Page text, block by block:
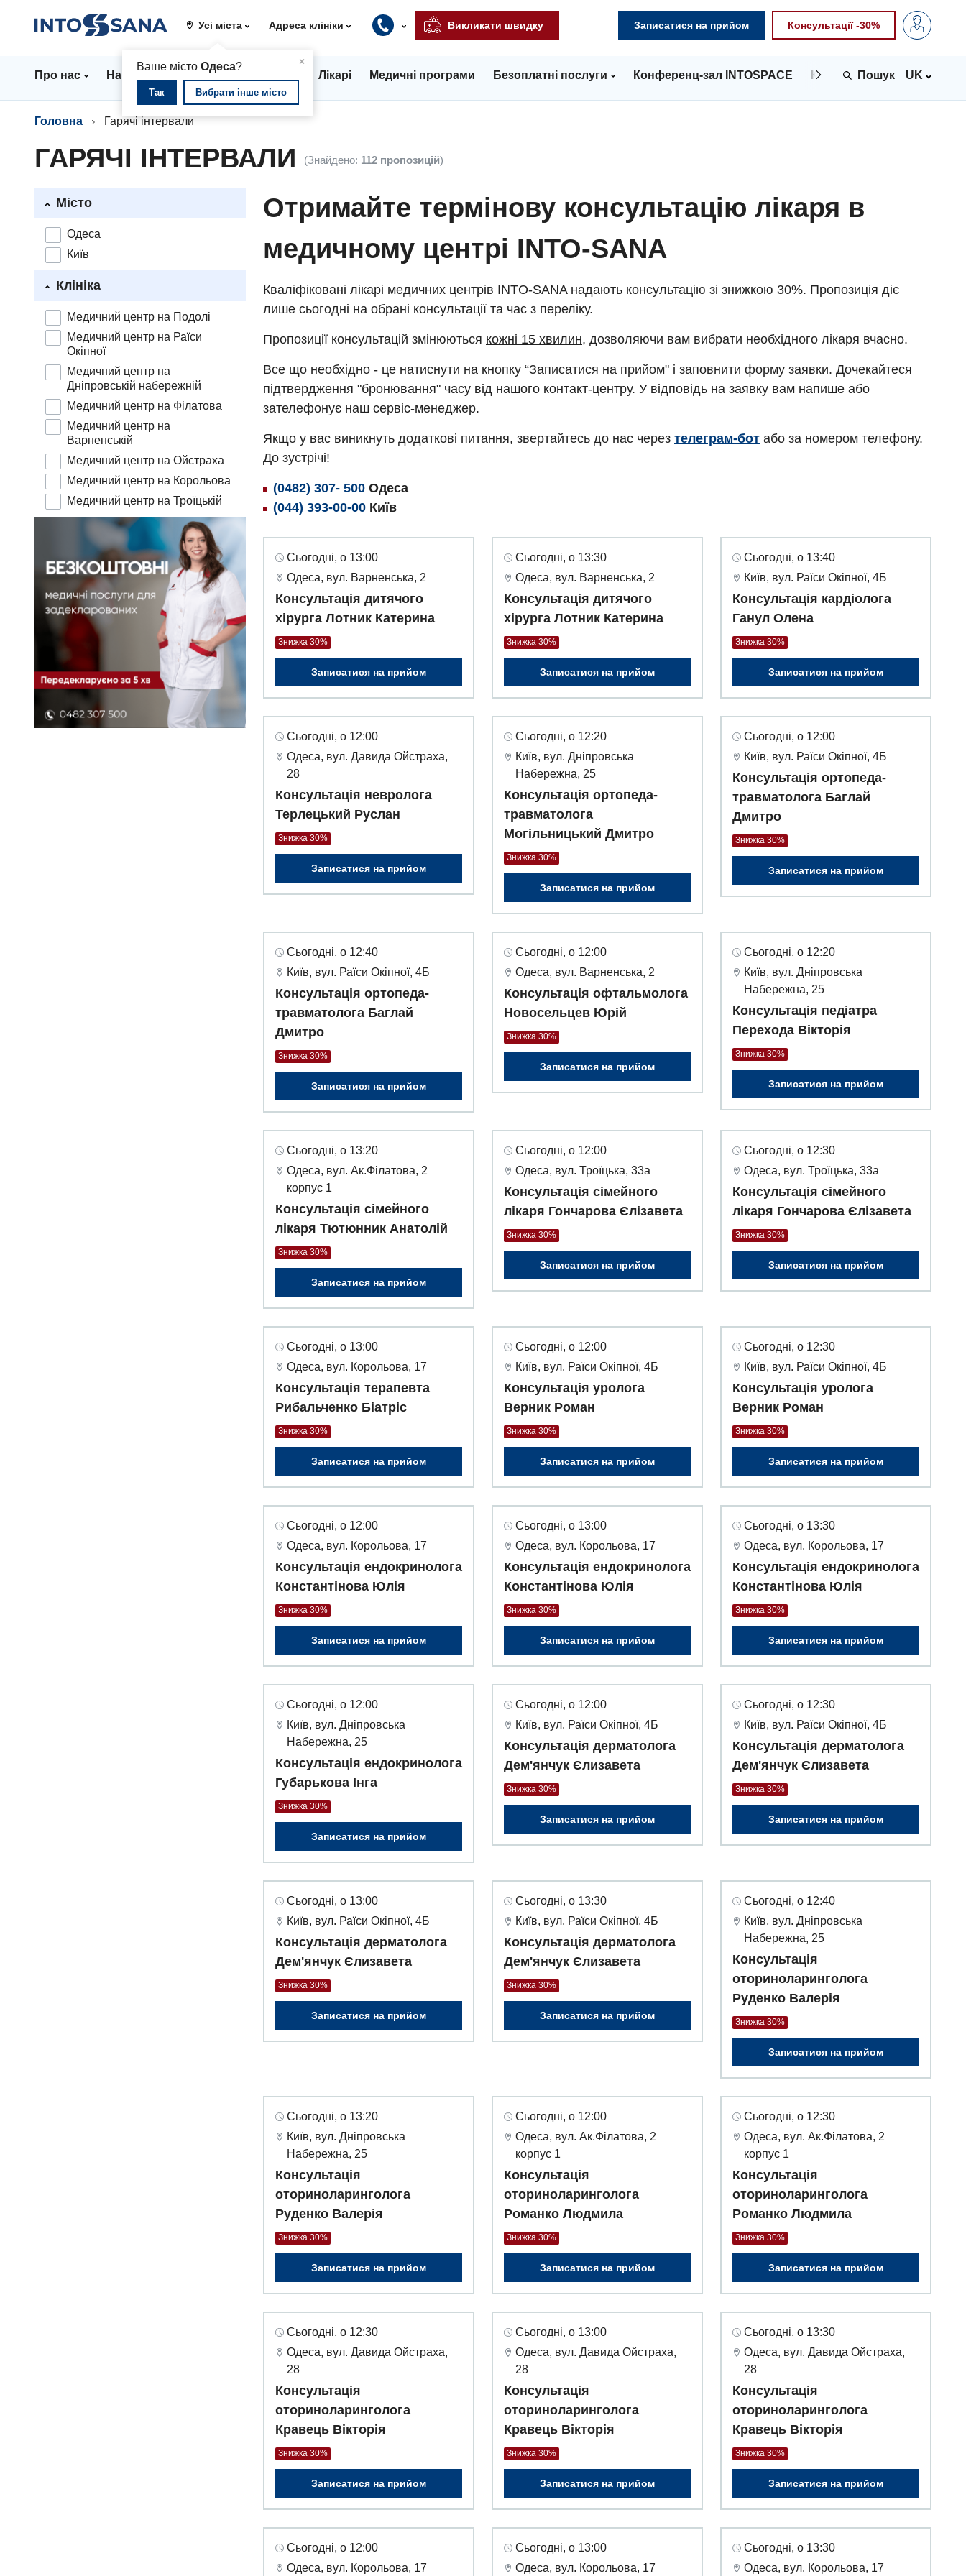
Усі міста
×
Ваше місто Одеса?
Так Вибрати інше місто
Адреса клініки Викликати швидку Записатися на прийом Консультації -30%
Про нас Напрямки Стаціонар Лікарі Медичні програми Безоплатні послуги Конференц-зал INTOSPACE Контакти UK
Головна Гарячі інтервали
ГАРЯЧІ ІНТЕРВАЛИ (Знайдено: 112 пропозицій)
Місто
Одеса
Київ
Клініка
Медичний центр на Подолі
Медичний центр на Раїси
Окіпної
Медичний центр на
Дніпровській набережній
Медичний центр на Філатова
Медичний центр на
Варненській
Медичний центр на Ойстраха
Медичний центр на Корольова
Медичний центр на Троїцькій
Отримайте термінову консультацію лікаря в
медичному центрі INTO-SANA
Кваліфіковані лікарі медичних центрів INTO-SANA надають консультацію зі знижкою 30%. Пропозиція діє
лише сьогодні на обрані консультації та час з переліку.
Пропозиції консультацій змінюються кожні 15 хвилин, дозволяючи вам вибрати необхідного лікаря вчасно.
Все що необхідно - це натиснути на кнопку “Записатися на прийом" і заповнити форму заявки. Дочекайтеся
підтвердження "бронювання" часу від нашого контакт-центру. У відповідь на заявку вам напише або
зателефонує наш сервіс-менеджер.
Якщо у вас виникнуть додаткові питання, звертайтесь до нас через телеграм-бот або за номером телефону.
До зустрічі!
(0482) 307- 500 Одеса
(044) 393-00-00 Київ
Сьогодні, о 13:00
Одеса, вул. Варненська, 2
Консультація дитячого
хірурга Лотник Катерина
Знижка 30%
Записатися на прийом
Сьогодні, о 13:30
Одеса, вул. Варненська, 2
Консультація дитячого
хірурга Лотник Катерина
Знижка 30%
Записатися на прийом
Сьогодні, о 13:40
Київ, вул. Раїси Окіпної, 4Б
Консультація кардіолога
Ганул Олена
Знижка 30%
Записатися на прийом
Сьогодні, о 12:00
Одеса, вул. Давида Ойстраха,
28
Консультація невролога
Терлецький Руслан
Знижка 30%
Записатися на прийом
Сьогодні, о 12:20
Київ, вул. Дніпровська
Набережна, 25
Консультація ортопеда-
травматолога
Могільницький Дмитро
Знижка 30%
Записатися на прийом
Сьогодні, о 12:00
Київ, вул. Раїси Окіпної, 4Б
Консультація ортопеда-
травматолога Баглай
Дмитро
Знижка 30%
Записатися на прийом
Сьогодні, о 12:40
Київ, вул. Раїси Окіпної, 4Б
Консультація ортопеда-
травматолога Баглай
Дмитро
Знижка 30%
Записатися на прийом
Сьогодні, о 12:00
Одеса, вул. Варненська, 2
Консультація офтальмолога
Новосельцев Юрій
Знижка 30%
Записатися на прийом
Сьогодні, о 12:20
Київ, вул. Дніпровська
Набережна, 25
Консультація педіатра
Перехода Вікторія
Знижка 30%
Записатися на прийом
Сьогодні, о 13:20
Одеса, вул. Ак.Філатова, 2
корпус 1
Консультація сімейного
лікаря Тютюнник Анатолій
Знижка 30%
Записатися на прийом
Сьогодні, о 12:00
Одеса, вул. Троїцька, 33а
Консультація сімейного
лікаря Гончарова Єлізавета
Знижка 30%
Записатися на прийом
Сьогодні, о 12:30
Одеса, вул. Троїцька, 33а
Консультація сімейного
лікаря Гончарова Єлізавета
Знижка 30%
Записатися на прийом
Сьогодні, о 13:00
Одеса, вул. Корольова, 17
Консультація терапевта
Рибальченко Біатріс
Знижка 30%
Записатися на прийом
Сьогодні, о 12:00
Київ, вул. Раїси Окіпної, 4Б
Консультація уролога
Верник Роман
Знижка 30%
Записатися на прийом
Сьогодні, о 12:30
Київ, вул. Раїси Окіпної, 4Б
Консультація уролога
Верник Роман
Знижка 30%
Записатися на прийом
Сьогодні, о 12:00
Одеса, вул. Корольова, 17
Консультація ендокринолога
Константінова Юлія
Знижка 30%
Записатися на прийом
Сьогодні, о 13:00
Одеса, вул. Корольова, 17
Консультація ендокринолога
Константінова Юлія
Знижка 30%
Записатися на прийом
Сьогодні, о 13:30
Одеса, вул. Корольова, 17
Консультація ендокринолога
Константінова Юлія
Знижка 30%
Записатися на прийом
Сьогодні, о 12:00
Київ, вул. Дніпровська
Набережна, 25
Консультація ендокринолога
Губарькова Інга
Знижка 30%
Записатися на прийом
Сьогодні, о 12:00
Київ, вул. Раїси Окіпної, 4Б
Консультація дерматолога
Дем'янчук Єлизавета
Знижка 30%
Записатися на прийом
Сьогодні, о 12:30
Київ, вул. Раїси Окіпної, 4Б
Консультація дерматолога
Дем'янчук Єлизавета
Знижка 30%
Записатися на прийом
Сьогодні, о 13:00
Київ, вул. Раїси Окіпної, 4Б
Консультація дерматолога
Дем'янчук Єлизавета
Знижка 30%
Записатися на прийом
Сьогодні, о 13:30
Київ, вул. Раїси Окіпної, 4Б
Консультація дерматолога
Дем'янчук Єлизавета
Знижка 30%
Записатися на прийом
Сьогодні, о 12:40
Київ, вул. Дніпровська
Набережна, 25
Консультація
оториноларинголога
Руденко Валерія
Знижка 30%
Записатися на прийом
Сьогодні, о 13:20
Київ, вул. Дніпровська
Набережна, 25
Консультація
оториноларинголога
Руденко Валерія
Знижка 30%
Записатися на прийом
Сьогодні, о 12:00
Одеса, вул. Ак.Філатова, 2
корпус 1
Консультація
оториноларинголога
Романко Людмила
Знижка 30%
Записатися на прийом
Сьогодні, о 12:30
Одеса, вул. Ак.Філатова, 2
корпус 1
Консультація
оториноларинголога
Романко Людмила
Знижка 30%
Записатися на прийом
Сьогодні, о 12:30
Одеса, вул. Давида Ойстраха,
28
Консультація
оториноларинголога
Кравець Вікторія
Знижка 30%
Записатися на прийом
Сьогодні, о 13:00
Одеса, вул. Давида Ойстраха,
28
Консультація
оториноларинголога
Кравець Вікторія
Знижка 30%
Записатися на прийом
Сьогодні, о 13:30
Одеса, вул. Давида Ойстраха,
28
Консультація
оториноларинголога
Кравець Вікторія
Знижка 30%
Записатися на прийом
Сьогодні, о 12:00
Одеса, вул. Корольова, 17
Сьогодні, о 13:00
Одеса, вул. Корольова, 17
Сьогодні, о 13:30
Одеса, вул. Корольова, 17